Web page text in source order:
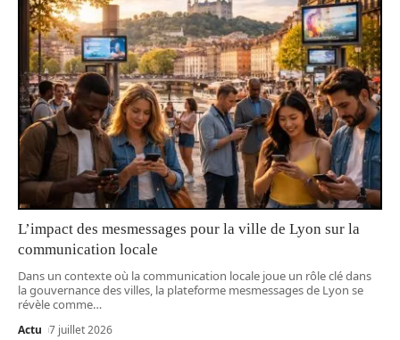
L’impact des mesmessages pour la ville de Lyon sur la
communication locale
Dans un contexte où la communication locale joue un rôle clé dans
la gouvernance des villes, la plateforme mesmessages de Lyon se
révèle comme…
Actu 7 juillet 2026